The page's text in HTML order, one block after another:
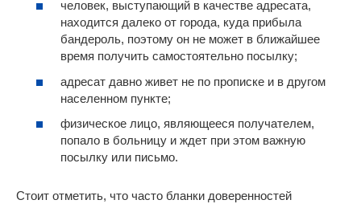
человек, выступающий в качестве адресата,
находится далеко от города, куда прибыла
бандероль, поэтому он не может в ближайшее
время получить самостоятельно посылку;
адресат давно живет не по прописке и в другом
населенном пункте;
физическое лицо, являющееся получателем,
попало в больницу и ждет при этом важную
посылку или письмо.
Стоит отметить, что часто бланки доверенностей